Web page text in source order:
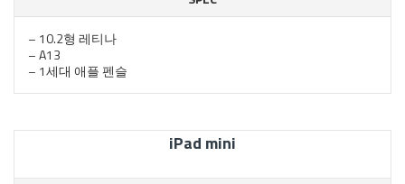
– 10.2형 레티나
– A13
– 1세대 애플 펜슬
iPad mini